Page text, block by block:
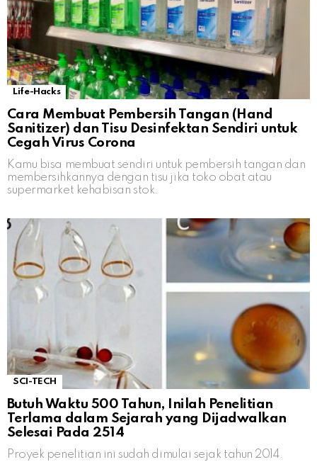
Life-Hacks
Cara Membuat Pembersih Tangan (Hand
Sanitizer) dan Tisu Desinfektan Sendiri untuk
Cegah Virus Corona
Kamu bisa membuat sendiri untuk pembersih tangan dan
membersihkannya dengan tisu jika toko obat atau
supermarket kehabisan stok.
SCI-TECH
Butuh Waktu 500 Tahun, Inilah Penelitian
Terlama dalam Sejarah yang Dijadwalkan
Selesai Pada 2514
Proyek penelitian ini sudah dimulai sejak tahun 2014.